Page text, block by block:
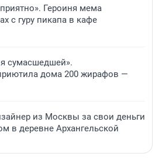
Героиня мема
с гуру пикапа в кафе
сумасшедшей».
дома 200 жирафов —
из Москвы за свои деньги
в деревне Архангельской